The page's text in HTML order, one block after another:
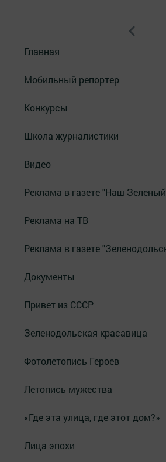
Главная
Мобильный репортер
Конкурсы
Школа журналистики
Видео
Реклама в газете "Наш
Реклама на ТВ
Реклама в газете
Документы
Привет из СССР
Зеленодольская красавица
Фотолетопись Героев
Летопись мужества
«Где эта улица, где этот дом?»
Лица эпохи